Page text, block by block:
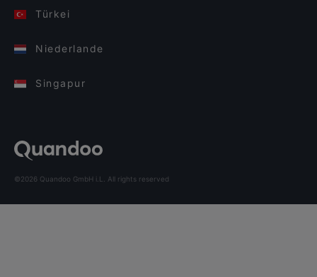
Türkei
Niederlande
Singapur
©2026 Quandoo GmbH i.L. All rights reserved